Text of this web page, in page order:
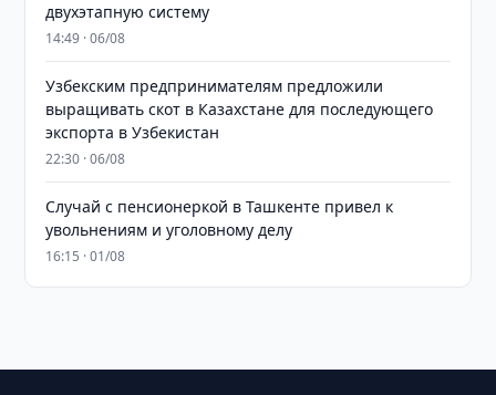
двухэтапную систему
14:49 · 06/08
Узбекским предпринимателям предложили
выращивать скот в Казахстане для последующего
экспорта в Узбекистан
22:30 · 06/08
Случай с пенсионеркой в Ташкенте привел к
увольнениям и уголовному делу
16:15 · 01/08